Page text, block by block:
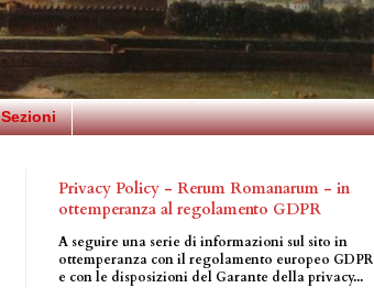
Sezioni
Privacy Policy - Rerum Romanarum - in
ottemperanza al regolamento GDPR
A seguire una serie di informazioni sul sito in
ottemperanza con il regolamento europeo GDPR
e con le disposizioni del Garante della privacy...